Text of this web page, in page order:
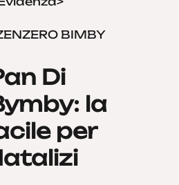
BIMBY
Di
la
per